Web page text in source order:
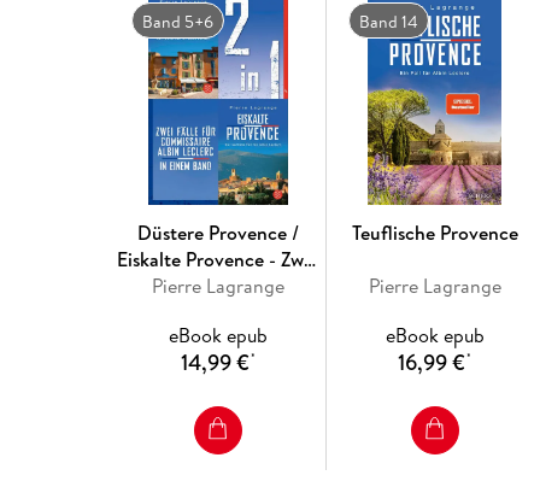
Band 5+6
Düstere Provence /
Eiskalte Provence - Zwei
Fälle für Commissaire
Band
Pierre Lagrange
eBook epub
14,99 €*
Band 14
Teuflische Provence
Pierre Lagrange
eBook epub
16,99 €*